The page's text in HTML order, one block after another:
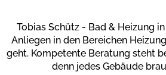
Tobias Schütz - Bad & Heizung
Anliegen in den Bereichen
geht. Kompetente Beratung steht
denn jedes Gebäude